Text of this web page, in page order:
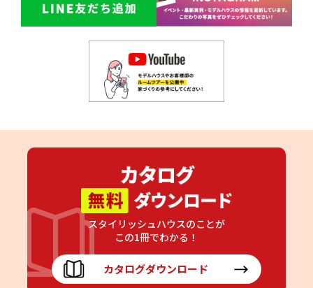
スタイリッシュハウスのことが
この1冊でわかる！
カタログダウンロード